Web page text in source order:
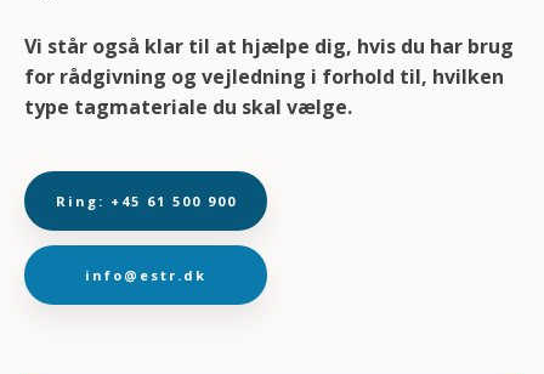
Vi står også klar til at hjælpe dig, hvis du har brug
for rådgivning og vejledning i forhold til, hvilken
type tagmateriale du skal vælge.
Ring: +45 61 500 900
info@estr.dk